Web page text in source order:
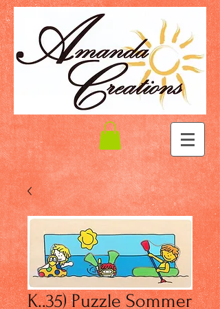
K..35) Puzzle Sommer